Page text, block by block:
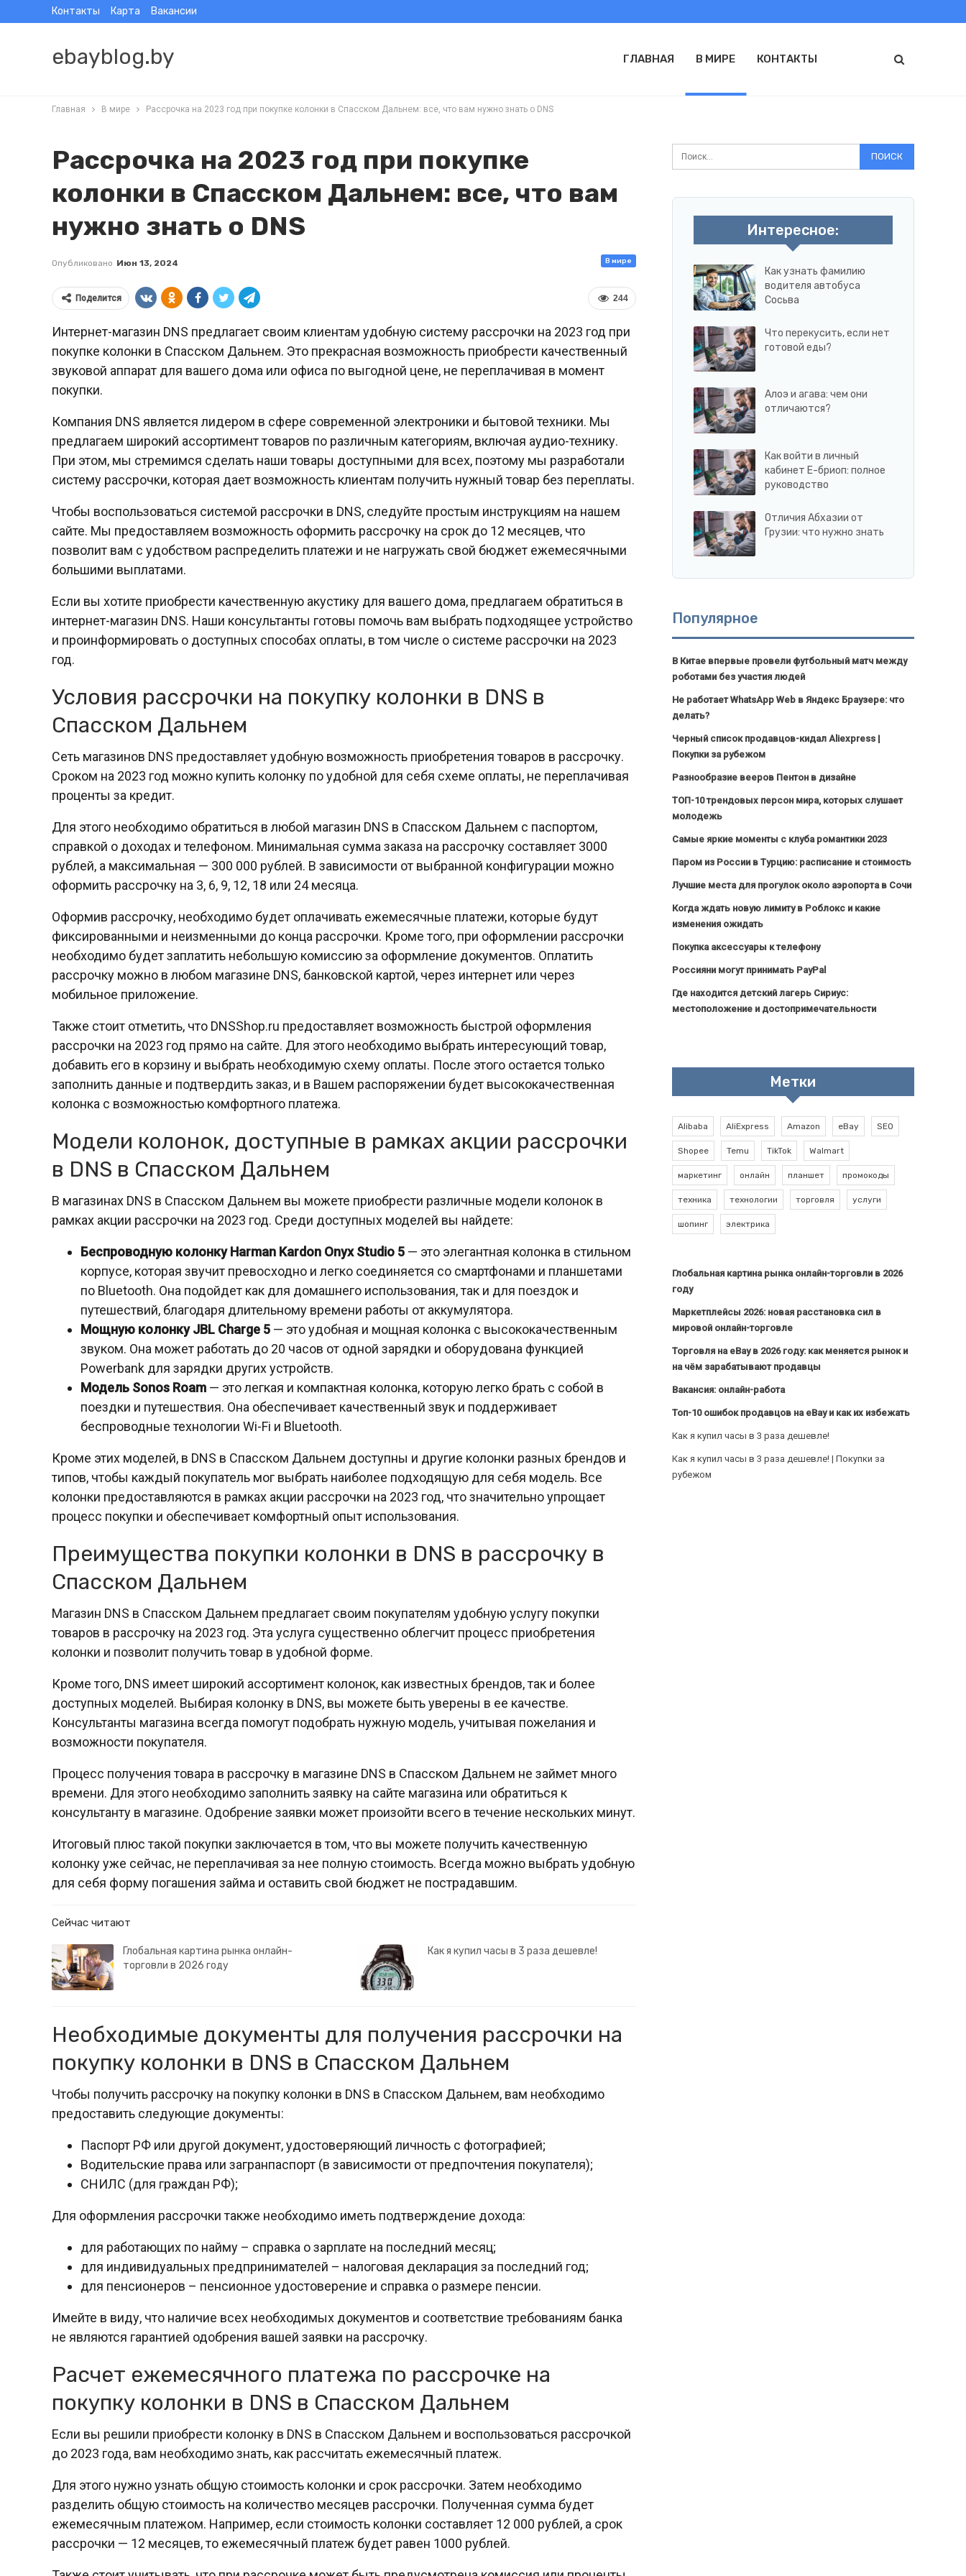
Контакты Карта Вакансии
ebayblog.by ГЛАВНАЯ В МИРЕ КОНТАКТЫ
Главная В мире Рассрочка на 2023 год при покупке колонки в Спасском Дальнем: все, что вам нужно знать о DNS
Рассрочка на 2023 год при покупке
колонки в Спасском Дальнем: все, что вам
нужно знать о DNS
В мире
Опубликовано Июн 13, 2024
244
Поделится
Интернет-магазин DNS предлагает своим клиентам удобную систему рассрочки на 2023 год при
покупке колонки в Спасском Дальнем. Это прекрасная возможность приобрести качественный
звуковой аппарат для вашего дома или офиса по выгодной цене, не переплачивая в момент
покупки.
Компания DNS является лидером в сфере современной электроники и бытовой техники. Мы
предлагаем широкий ассортимент товаров по различным категориям, включая аудио-технику.
При этом, мы стремимся сделать наши товары доступными для всех, поэтому мы разработали
систему рассрочки, которая дает возможность клиентам получить нужный товар без переплаты.
Чтобы воспользоваться системой рассрочки в DNS, следуйте простым инструкциям на нашем
сайте. Мы предоставляем возможность оформить рассрочку на срок до 12 месяцев, что
позволит вам с удобством распределить платежи и не нагружать свой бюджет ежемесячными
большими выплатами.
Если вы хотите приобрести качественную акустику для вашего дома, предлагаем обратиться в
интернет-магазин DNS. Наши консультанты готовы помочь вам выбрать подходящее устройство
и проинформировать о доступных способах оплаты, в том числе о системе рассрочки на 2023
год.
Условия рассрочки на покупку колонки в DNS в
Спасском Дальнем
Сеть магазинов DNS предоставляет удобную возможность приобретения товаров в рассрочку.
Сроком на 2023 год можно купить колонку по удобной для себя схеме оплаты, не переплачивая
проценты за кредит.
Для этого необходимо обратиться в любой магазин DNS в Спасском Дальнем с паспортом,
справкой о доходах и телефоном. Минимальная сумма заказа на рассрочку составляет 3000
рублей, а максимальная — 300 000 рублей. В зависимости от выбранной конфигурации можно
оформить рассрочку на 3, 6, 9, 12, 18 или 24 месяца.
Оформив рассрочку, необходимо будет оплачивать ежемесячные платежи, которые будут
фиксированными и неизменными до конца рассрочки. Кроме того, при оформлении рассрочки
необходимо будет заплатить небольшую комиссию за оформление документов. Оплатить
рассрочку можно в любом магазине DNS, банковской картой, через интернет или через
мобильное приложение.
Также стоит отметить, что DNSShop.ru предоставляет возможность быстрой оформления
рассрочки на 2023 год прямо на сайте. Для этого необходимо выбрать интересующий товар,
добавить его в корзину и выбрать необходимую схему оплаты. После этого остается только
заполнить данные и подтвердить заказ, и в Вашем распоряжении будет высококачественная
колонка с возможностью комфортного платежа.
Модели колонок, доступные в рамках акции рассрочки
в DNS в Спасском Дальнем
В магазинах DNS в Спасском Дальнем вы можете приобрести различные модели колонок в
рамках акции рассрочки на 2023 год. Среди доступных моделей вы найдете:
Беспроводную колонку Harman Kardon Onyx Studio 5 — это элегантная колонка в стильном
корпусе, которая звучит превосходно и легко соединяется со смартфонами и планшетами
по Bluetooth. Она подойдет как для домашнего использования, так и для поездок и
путешествий, благодаря длительному времени работы от аккумулятора.
Мощную колонку JBL Charge 5 — это удобная и мощная колонка с высококачественным
звуком. Она может работать до 20 часов от одной зарядки и оборудована функцией
Powerbank для зарядки других устройств.
Модель Sonos Roam — это легкая и компактная колонка, которую легко брать с собой в
поездки и путешествия. Она обеспечивает качественный звук и поддерживает
беспроводные технологии Wi-Fi и Bluetooth.
Кроме этих моделей, в DNS в Спасском Дальнем доступны и другие колонки разных брендов и
типов, чтобы каждый покупатель мог выбрать наиболее подходящую для себя модель. Все
колонки предоставляются в рамках акции рассрочки на 2023 год, что значительно упрощает
процесс покупки и обеспечивает комфортный опыт использования.
Преимущества покупки колонки в DNS в рассрочку в
Спасском Дальнем
Магазин DNS в Спасском Дальнем предлагает своим покупателям удобную услугу покупки
товаров в рассрочку на 2023 год. Эта услуга существенно облегчит процесс приобретения
колонки и позволит получить товар в удобной форме.
Кроме того, DNS имеет широкий ассортимент колонок, как известных брендов, так и более
доступных моделей. Выбирая колонку в DNS, вы можете быть уверены в ее качестве.
Консультанты магазина всегда помогут подобрать нужную модель, учитывая пожелания и
возможности покупателя.
Процесс получения товара в рассрочку в магазине DNS в Спасском Дальнем не займет много
времени. Для этого необходимо заполнить заявку на сайте магазина или обратиться к
консультанту в магазине. Одобрение заявки может произойти всего в течение нескольких минут.
Итоговый плюс такой покупки заключается в том, что вы можете получить качественную
колонку уже сейчас, не переплачивая за нее полную стоимость. Всегда можно выбрать удобную
для себя форму погашения займа и оставить свой бюджет не пострадавшим.
Сейчас читают
Глобальная картина рынка онлайн-
торговли в 2026 году
Как я купил часы в 3 раза дешевле!
Необходимые документы для получения рассрочки на
покупку колонки в DNS в Спасском Дальнем
Чтобы получить рассрочку на покупку колонки в DNS в Спасском Дальнем, вам необходимо
предоставить следующие документы:
Паспорт РФ или другой документ, удостоверяющий личность с фотографией;
Водительские права или загранпаспорт (в зависимости от предпочтения покупателя);
СНИЛС (для граждан РФ);
Для оформления рассрочки также необходимо иметь подтверждение дохода:
для работающих по найму – справка о зарплате на последний месяц;
для индивидуальных предпринимателей – налоговая декларация за последний год;
для пенсионеров – пенсионное удостоверение и справка о размере пенсии.
Имейте в виду, что наличие всех необходимых документов и соответствие требованиям банка
не являются гарантией одобрения вашей заявки на рассрочку.
Расчет ежемесячного платежа по рассрочке на
покупку колонки в DNS в Спасском Дальнем
Если вы решили приобрести колонку в DNS в Спасском Дальнем и воспользоваться рассрочкой
до 2023 года, вам необходимо знать, как рассчитать ежемесячный платеж.
Для этого нужно узнать общую стоимость колонки и срок рассрочки. Затем необходимо
разделить общую стоимость на количество месяцев рассрочки. Полученная сумма будет
ежемесячным платежом. Например, если стоимость колонки составляет 12 000 рублей, а срок
рассрочки — 12 месяцев, то ежемесячный платеж будет равен 1000 рублей.
Интересное:
Как узнать фамилию
водителя автобуса
Сосьва
Что перекусить, если нет
готовой еды?
Алоэ и агава: чем они
отличаются?
Как войти в личный
кабинет Е-бриоп: полное
руководство
Отличия Абхазии от
Грузии: что нужно знать
Популярное
В Китае впервые провели футбольный матч между
роботами без участия людей
Не работает WhatsApp Web в Яндекс Браузере: что
делать?
Черный список продавцов-кидал Aliexpress |
Покупки за рубежом
Разнообразие вееров Пентон в дизайне
ТОП-10 трендовых персон мира, которых слушает
молодежь
Самые яркие моменты с клуба романтики 2023
Паром из России в Турцию: расписание и стоимость
Лучшие места для прогулок около аэропорта в Сочи
Когда ждать новую лимиту в Роблокс и какие
изменения ожидать
Покупка аксессуары к телефону
Россияни могут принимать PayPal
Где находится детский лагерь Сириус:
местоположение и достопримечательности
Метки
Alibaba AliExpress Amazon eBay SEO
Shopee Temu TikTok Walmart
маркетинг онлайн планшет промокоды
техника технологии торговля услуги
шопинг электрика
Глобальная картина рынка онлайн-торговли в 2026
году
Маркетплейсы 2026: новая расстановка сил в
мировой онлайн-торговле
Торговля на eBay в 2026 году: как меняется рынок и
на чём зарабатывают продавцы
Вакансия: онлайн-работа
Топ-10 ошибок продавцов на eBay и как их избежать
Как я купил часы в 3 раза дешевле!
Как я купил часы в 3 раза дешевле! | Покупки за
рубежом